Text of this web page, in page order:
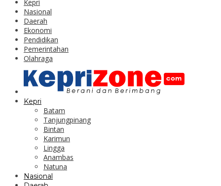
Kepri
Nasional
Daerah
Ekonomi
Pendidikan
Pemerintahan
Olahraga
Kepri
Batam
Tanjungpinang
Bintan
Karimun
Lingga
Anambas
Natuna
Nasional